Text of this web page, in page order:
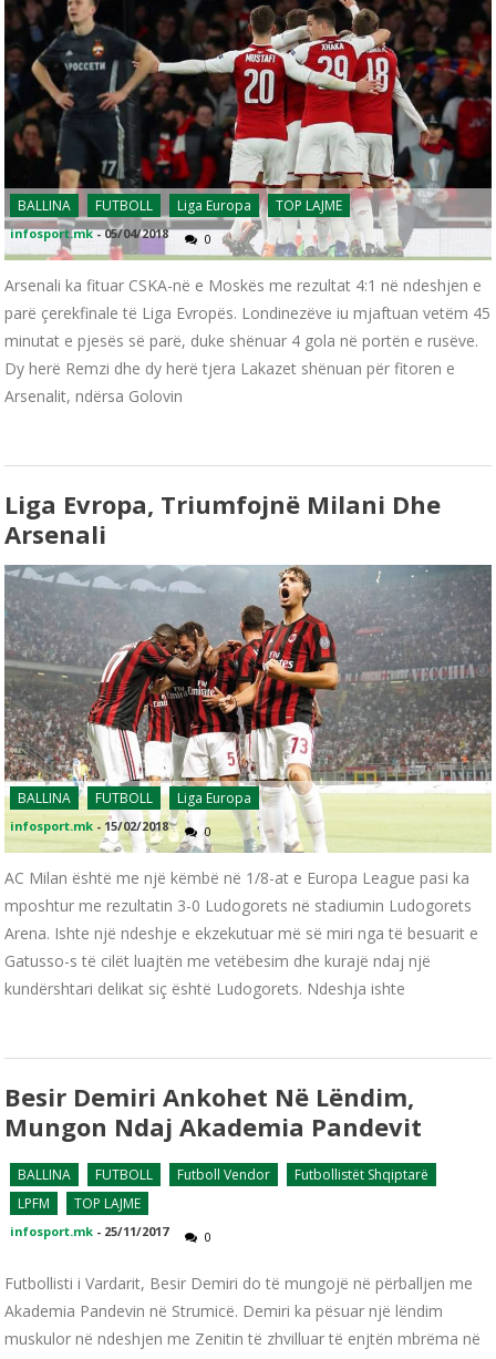
BALLINA FUTBOLL Liga Europa TOP LAJME
infosport.mk -05/04/2018 0
Arsenali ka fituar CSKA-në e Moskës me rezultat 4:1 në ndeshjen e
parë çerekfinale të Liga Evropës. Londinezëve iu mjaftuan vetëm 45
minutat e pjesës së parë, duke shënuar 4 gola në portën e rusëve.
Dy herë Remzi dhe dy herë tjera Lakazet shënuan për fitoren e
Arsenalit, ndërsa Golovin
Liga Evropa, Triumfojnë Milani Dhe
Arsenali
BALLINA FUTBOLL Liga Europa
infosport.mk - 15/02/2018 0
AC Milan është me një këmbë në 1/8-at e Europa League pasi ka
mposhtur me rezultatin 3-0 Ludogorets në stadiumin Ludogorets
Arena. Ishte një ndeshje e ekzekutuar më së miri nga të besuarit e
Gatusso-s të cilët luajtën me vetëbesim dhe kurajë ndaj një
kundërshtari delikat siç është Ludogorets. Ndeshja ishte
Besir Demiri Ankohet Në Lëndim,
Mungon Ndaj Akademia Pandevit
BALLINA FUTBOLL Futboll Vendor
Futbollistët Shqiptarë
LPFM
TOP LAJME
infosport.mk - 25/11/2017 0
Futbollisti i Vardarit, Besir Demiri do të mungojë në përballjen me
Akademia Pandevin në Strumicë. Demiri ka pësuar një lëndim
muskulor në ndeshjen me Zenitin të zhvilluar të enjtën mbrëma në